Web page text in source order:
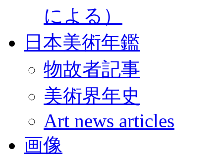
による）
日本美術年鑑
物故者記事
美術界年史
Art news articles
画像